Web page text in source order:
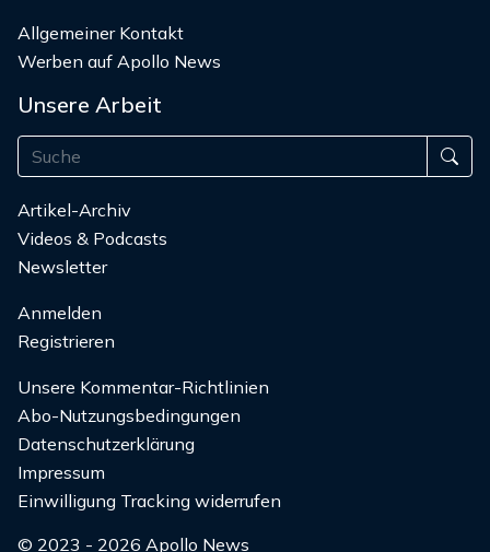
Allgemeiner Kontakt
Werben auf Apollo News
Unsere Arbeit
Artikel-Archiv
Videos & Podcasts
Newsletter
Anmelden
Registrieren
Unsere Kommentar-Richtlinien
Abo-Nutzungsbedingungen
Datenschutzerklärung
Impressum
Einwilligung Tracking widerrufen
© 2023 - 2026 Apollo News